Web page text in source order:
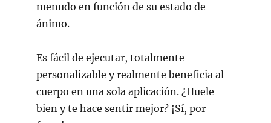
menudo en función de su estado de
ánimo.
Es fácil de ejecutar, totalmente
personalizable y realmente beneficia al
cuerpo en una sola aplicación. ¿Huele
bien y te hace sentir mejor? ¡Sí, por